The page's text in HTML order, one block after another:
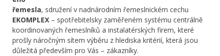
řemesla, sdružení v nadnárodním řemeslnickém cechu
EKOMPLEX – spotřebitelsky zaměřeném systému centrálně
koordinovaných řemeslníků a instalatérských firem, které
prošly náročným sítem výběru z hlediska kritérií, která jsou
důležitá především pro Vás – zákazníky.